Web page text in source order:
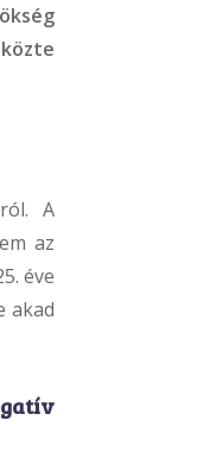
A
az
éve
akad